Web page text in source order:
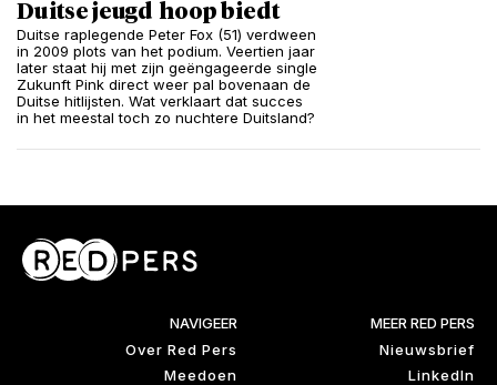
Duitse jeugd hoop biedt
Duitse raplegende Peter Fox (51) verdween
in 2009 plots van het podium. Veertien jaar
later staat hij met zijn geëngageerde single
Zukunft Pink direct weer pal bovenaan de
Duitse hitlijsten. Wat verklaart dat succes
in het meestal toch zo nuchtere Duitsland?
NAVIGEER
Over Red Pers
Meedoen
MEER RED PERS
Nieuwsbrief
LinkedIn